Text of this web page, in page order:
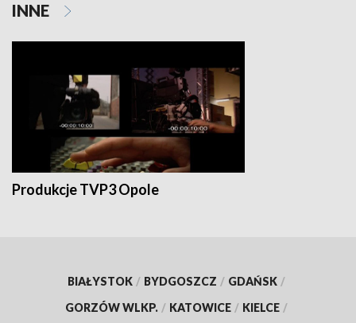
INNE
Produkcje TVP3 Opole
BIAŁYSTOK / BYDGOSZCZ / GDAŃSK /
GORZÓW WLKP. / KATOWICE / KIELCE /